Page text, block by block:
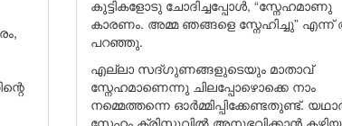
കുട്ടികളോടു ചോദിച്ചപ്പോൾ, “സ്നേഹമാണു
കാരണം. അമ്മ ഞങ്ങളെ സ്നേഹിച്ചു”
പറഞ്ഞു.
എല്ലാ സദ്ഗുണങ്ങളുടെയും മാതാവ്
സ്നേഹമാണെന്നു ചിലപ്പോഴൊക്കെ നാം
നമ്മെത്തന്നെ ഓർമ്മിപ്പിക്കേണ്ടതുണ്ട്.
സ്നേഹം ക്രിസ്തുവിൽ അനുഭവിക്കാൻ